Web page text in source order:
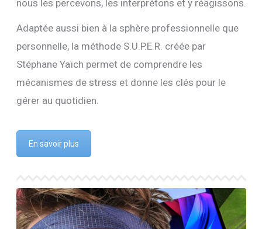
nous les percevons, les interprétons et y réagissons.
Adaptée aussi bien à la sphère professionnelle que
personnelle, la méthode S.U.P.E.R. créée par
Stéphane Yaïch permet de comprendre les
mécanismes de stress et donne les clés pour le
gérer au quotidien.
En savoir plus